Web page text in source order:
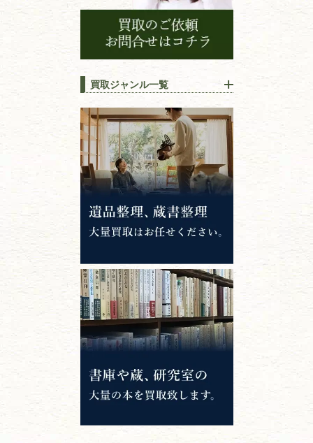
買取ジャンル一覧
江戸時代の書物
唐本・漢籍・
中国書物・朝鮮本
錦絵・浮世絵・版画・刷り物
専門書・ 学術書
哲学書・思想書
心理学・倫理学
仏教書
神道・神社仏閣
イスラム教
キリスト教